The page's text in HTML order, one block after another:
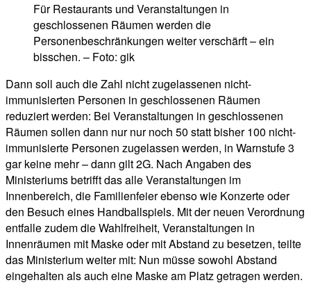
Für Restaurants und Veranstaltungen in
geschlossenen Räumen werden die
Personenbeschränkungen weiter verschärft – ein
bisschen. – Foto: gik
Dann soll auch die Zahl nicht zugelassenen nicht-
immunisierten Personen in geschlossenen Räumen
reduziert werden: Bei Veranstaltungen in geschlossenen
Räumen sollen dann nur nur noch 50 statt bisher 100 nicht-
immunisierte Personen zugelassen werden, in Warnstufe 3
gar keine mehr – dann gilt 2G. Nach Angaben des
Ministeriums betrifft das alle Veranstaltungen im
Innenbereich, die Familienfeier ebenso wie Konzerte oder
den Besuch eines Handballspiels. Mit der neuen Verordnung
entfalle zudem die Wahlfreiheit, Veranstaltungen in
Innenräumen mit Maske oder mit Abstand zu besetzen, teilte
das Ministerium weiter mit: Nun müsse sowohl Abstand
eingehalten als auch eine Maske am Platz getragen werden.